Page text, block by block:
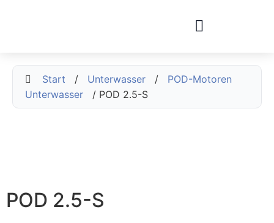
Start / Unterwasser /
POD-Motoren
Unterwasser
/ POD 2.5-S
POD 2.5-S